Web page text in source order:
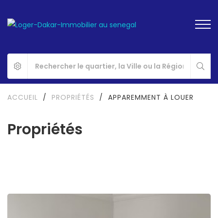
Propriétés
ACCUEIL / PROPRIÉTÉS / APPAREMMENT À LOUER